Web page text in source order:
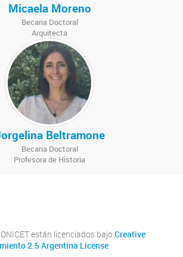
Micaela Moreno
Becaria Doctoral
Arquitecta
Beltramone
Becaria Doctoral
Profesora de Historia
están licenciados bajo Creative
2.5 Argentina License